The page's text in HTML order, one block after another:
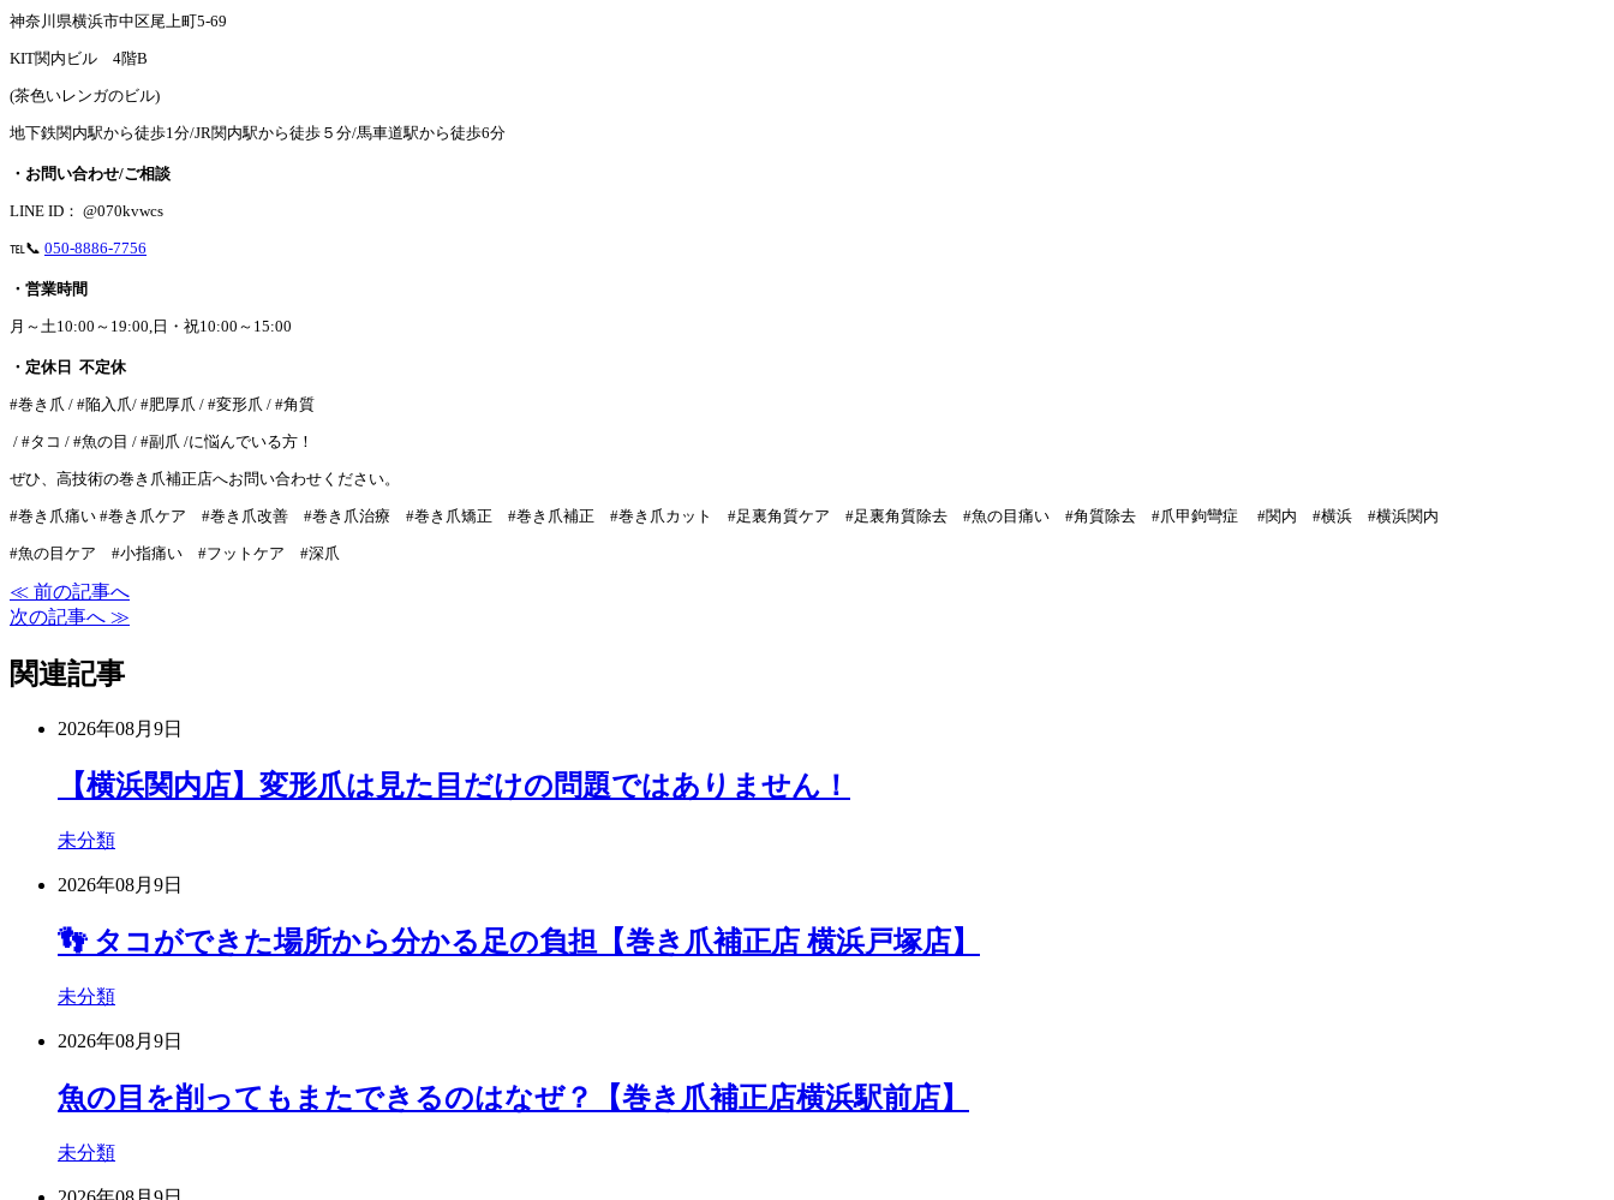
神奈川県横浜市中区尾上町5-69
KIT関内ビル 4階B
(茶色いレンガのビル)
地下鉄関内駅から徒歩1分/JR関内駅から徒歩５分/馬車道駅から徒歩6分
・お問い合わせ/ご相談
LINE ID： @070kvwcs
℡📞 050-8886-7756
・営業時間
月～土10:00～19:00,日・祝10:00～15:00
・定休日 不定休
#巻き爪 / #陥入爪/ #肥厚爪 / #変形爪 / #角質
/ #タコ / #魚の目 / #副爪 /に悩んでいる方！
ぜひ、高技術の巻き爪補正店へお問い合わせください。
#巻き爪痛い #巻き爪ケア #巻き爪改善 #巻き爪治療 #巻き爪矯正 #巻き爪補正 #巻き爪カット #足裏角質ケア #足裏角質除去 #魚の目痛い #角質除去 #爪甲鉤彎症 #関内 #横浜 #横浜関内
#魚の目ケア #小指痛い #フットケア #深爪
≪ 前の記事へ
次の記事へ ≫
関連記事
2026年08月9日
【横浜関内店】変形爪は見た目だけの問題ではありません！
未分類
2026年08月9日
👣 タコができた場所から分かる足の負担【巻き爪補正店 横浜戸塚店】
未分類
2026年08月9日
魚の目を削ってもまたできるのはなぜ？【巻き爪補正店横浜駅前店】
未分類